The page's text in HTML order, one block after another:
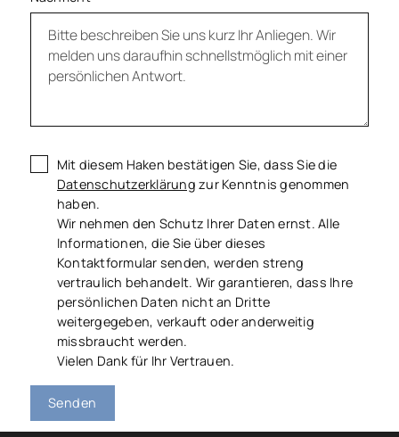
Mit diesem Haken bestätigen Sie, dass Sie die
Datenschutzerklärung zur Kenntnis genommen
haben.
Wir nehmen den Schutz Ihrer Daten ernst. Alle
Informationen, die Sie über dieses
Kontaktformular senden, werden streng
vertraulich behandelt. Wir garantieren, dass Ihre
persönlichen Daten nicht an Dritte
weitergegeben, verkauft oder anderweitig
missbraucht werden.
Vielen Dank für Ihr Vertrauen.
Senden